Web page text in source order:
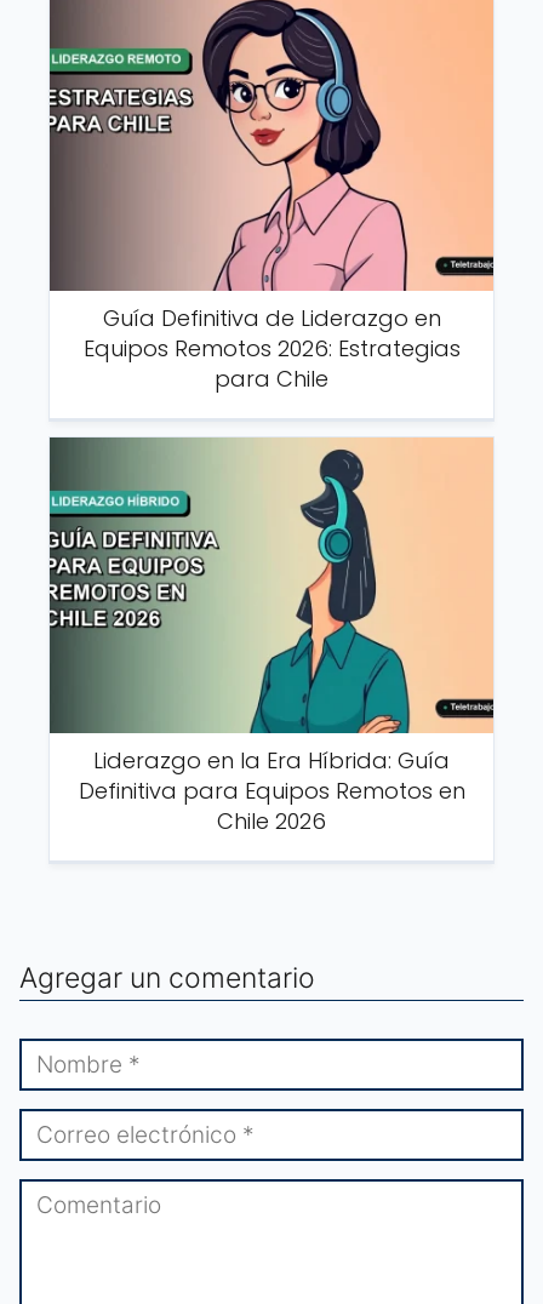
Guía Definitiva de Liderazgo en
Equipos Remotos 2026: Estrategias
para Chile
Liderazgo en la Era Híbrida: Guía
Definitiva para Equipos Remotos en
Chile 2026
Agregar un comentario